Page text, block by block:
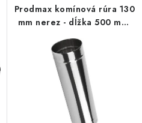
Prodmax komínová rúra 130
mm nerez - dĺžka 500 mm,
0,6 mm